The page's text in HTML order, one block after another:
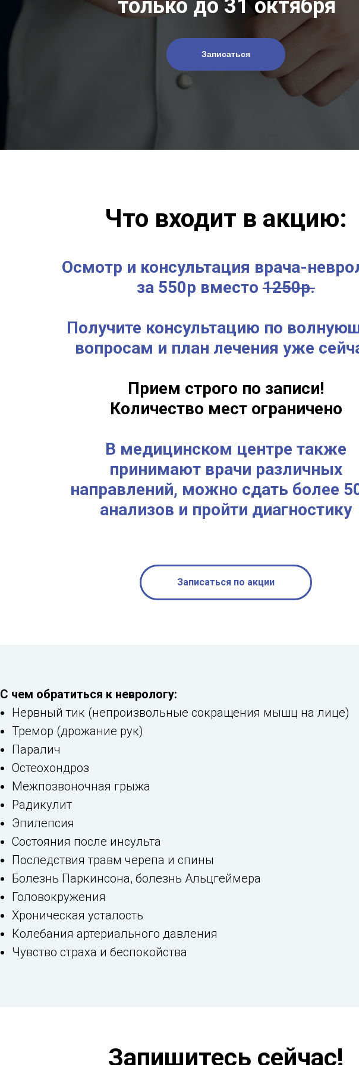
только до 31 октября
Записаться
Что входит в акцию:
Осмотр и консультация врача-
за 550р вместо 1250р.
Получите консультацию по
вопросам и план лечения уже
Прием строго по записи!
Количество мест ограничено
В медицинском центре также
принимают врачи различных
направлений, можно сдать более
анализов и пройти диагностику
Записаться по акции
С чем обратиться к неврологу:
Нервный тик (непроизвольные сокращения мышц на лице)
Тремор (дрожание рук)
Паралич
Остеохондроз
Межпозвоночная грыжа
Радикулит
Эпилепсия
Состояния после инсульта
Последствия травм черепа и спины
Болезнь Паркинсона, болезнь Альцгеймера
Головокружения
Хроническая усталость
Колебания артериального давления
Чувство страха и беспокойства
Запишитесь сейчас!